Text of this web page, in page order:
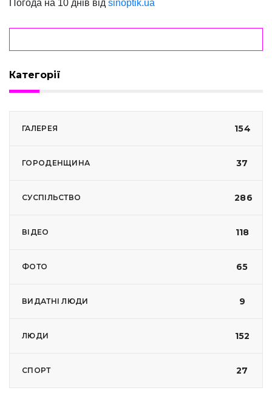
Погода на 10 днів від sinoptik.ua
Категорії
ГАЛЕРЕЯ 154
ГОРОДЕНЩИНА 37
СУСПІЛЬСТВО 286
ВІДЕО 118
ФОТО 65
ВИДАТНІ ЛЮДИ 9
ЛЮДИ 152
СПОРТ 27